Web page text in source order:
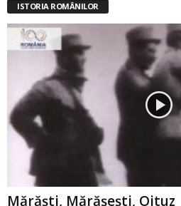
ISTORIA ROMÂNILOR
Mărăşti, Mărăşeşti, Oituz